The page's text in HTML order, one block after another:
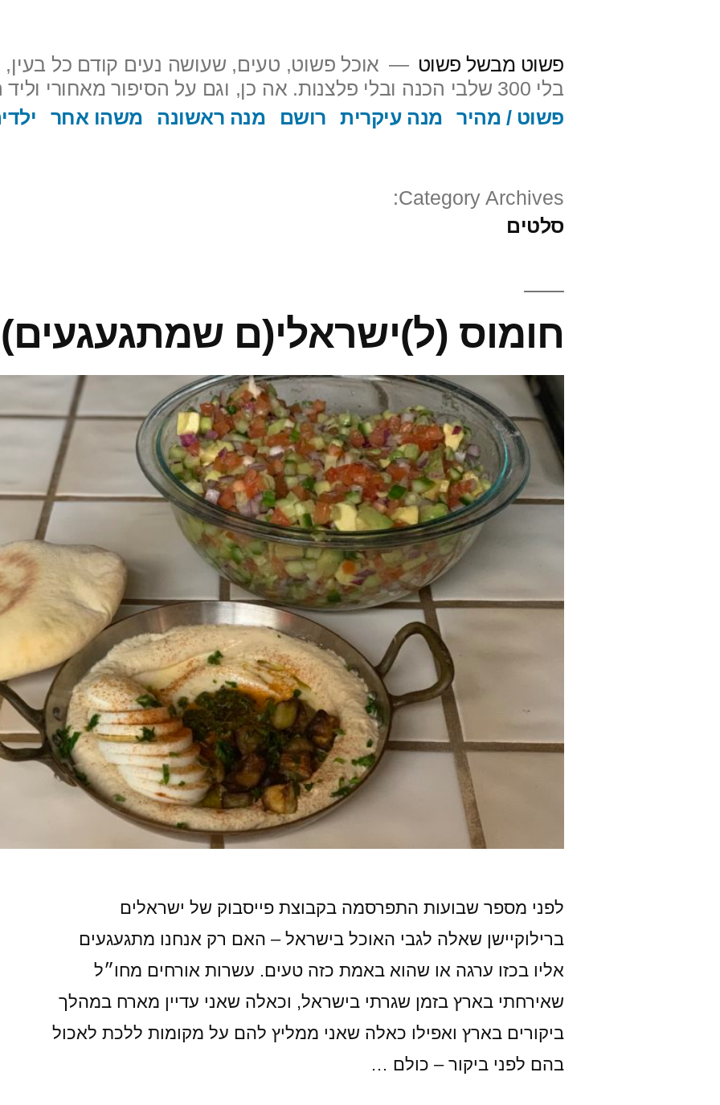
פשוט מבשל פשוט
אוכל פשוט, טעים, שעושה נעים קודם כל
בלי 300 שלבי הכנה ובלי פלצנות. אה כן, וגם על הסיפור מאחורי וליד האוכל.
פשוט / מהיר
מנה עיקרית רושם מנה ראשונה משהו אחר
Category Archives:
סלטים
חומוס (ל)ישראלי(ם שמתגעגעים)
לפני מספר שבועות התפרסמה בקבוצת פייסבוק של ישראלים
ברילוקיישן שאלה לגבי האוכל בישראל – האם רק אנחנו מתגעגעים
אליו בכזו ערגה או שהוא באמת כזה טעים. עשרות אורחים מחו״ל
שאירחתי בארץ בזמן שגרתי בישראל, וכאלה שאני עדיין מארח במהלך
ביקורים בארץ ואפילו כאלה שאני ממליץ להם על מקומות ללכת לאכול
בהם לפני ביקור – כולם …